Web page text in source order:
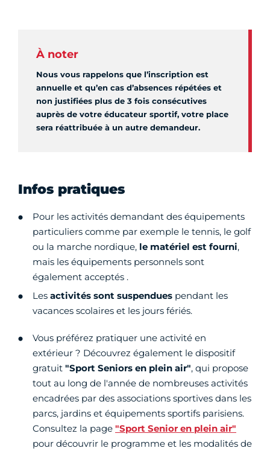
À noter
Nous vous rappelons que l’inscription est
annuelle et qu’en cas d’absences répétées et
non justifiées plus de 3 fois consécutives
auprès de votre éducateur sportif, votre place
sera réattribuée à un autre demandeur.
Infos pratiques
Pour les activités demandant des équipements
particuliers comme par exemple le tennis, le golf
ou la marche nordique, le matériel est fourni,
mais les équipements personnels sont
également acceptés .
Les activités sont suspendues pendant les
vacances scolaires et les jours fériés.
Vous préférez pratiquer une activité en
extérieur ? Découvrez également le dispositif
gratuit "Sport Seniors en plein air", qui propose
tout au long de l'année de nombreuses activités
encadrées par des associations sportives dans les
parcs, jardins et équipements sportifs parisiens.
Consultez la page "Sport Senior en plein air"
pour découvrir le programme et les modalités de